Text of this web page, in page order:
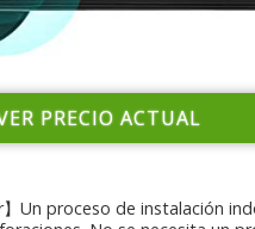
PRECIO ACTUAL
Un proceso de instalación